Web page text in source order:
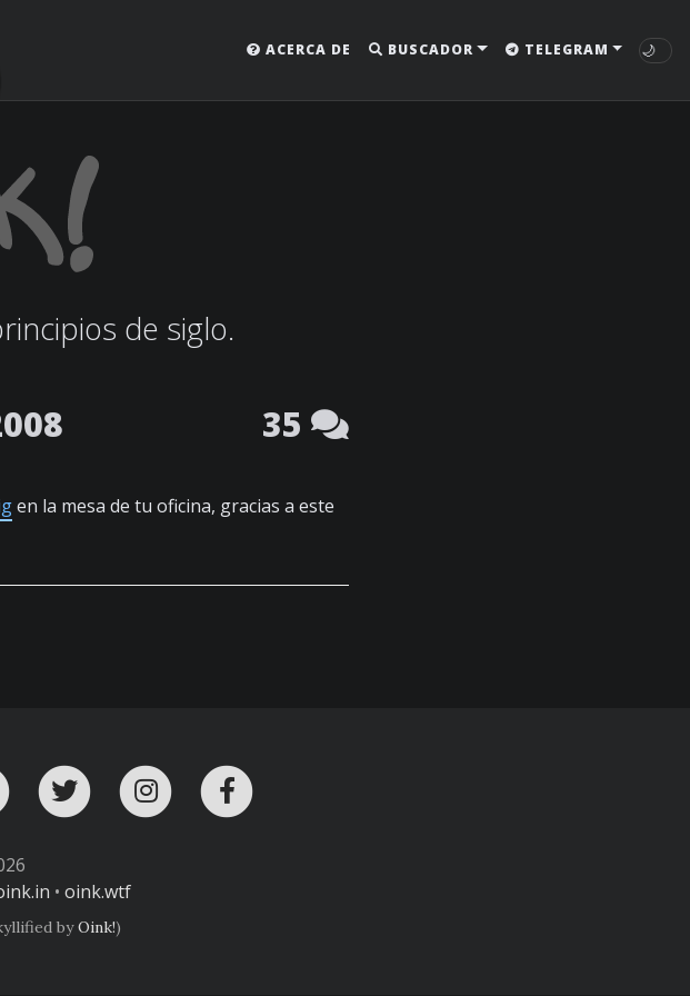
ACERCA DE BUSCADOR TELEGRAM 🌙
de siglo.
35
en la mesa de tu oficina, gracias a este
en Telegram!
Charla con nosotros en Telegram
Twitter Instagram
• oink.wtf
byOink!)